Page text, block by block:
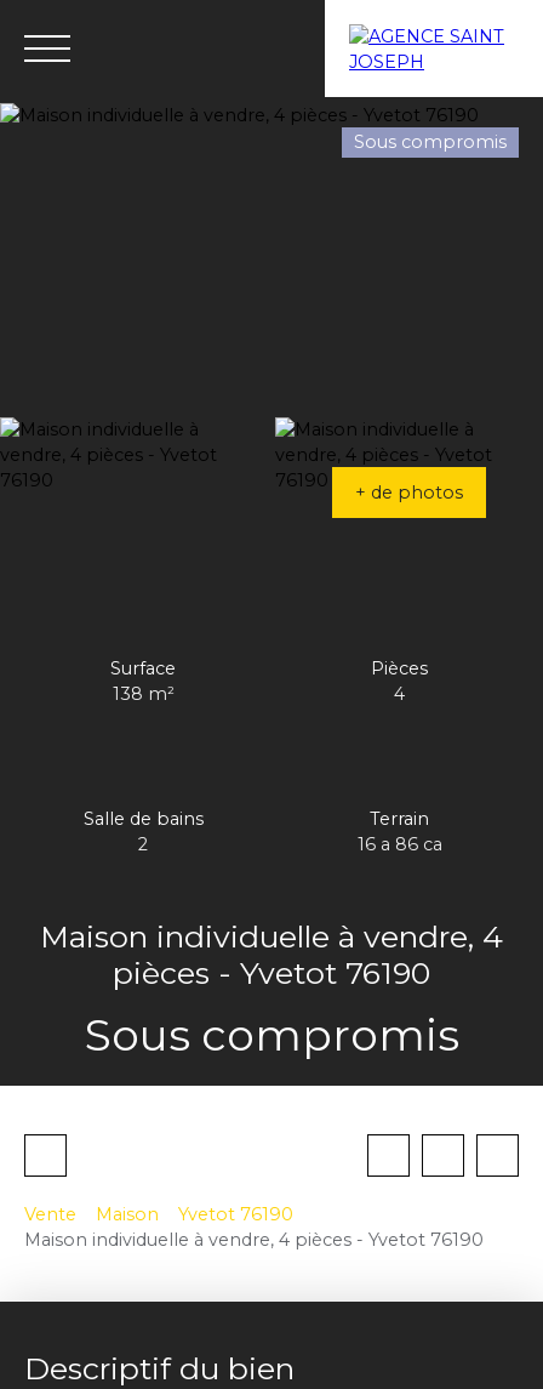
Sous compromis
+ de photos
Surface
138 m²
Pièces
4
Salle de bains
2
Terrain
16 a 86 ca
Maison individuelle à vendre, 4
pièces - Yvetot 76190
Sous compromis
Vente Maison
Yvetot 76190
Maison individuelle à vendre, 4 pièces - Yvetot 76190
Descriptif du bien